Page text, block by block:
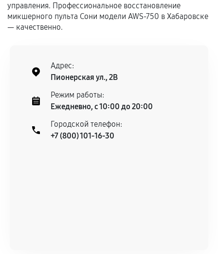
сохраняться полностью или частично, если
соблюдены следующие условия:
Предоставленные детали подходят по
Установка была выполнена нашим сервисным
центром.
При этом гарантия на сами комплектующие
остается на стороне производителя или
продавца. За качество сторонних деталей
сервисный центр ответственности не несет.
управления. Профессиональное восстановление
микшерного пульта Сони модели AWS-750 в Хабаровске
— качественно.
Адрес:
Пионерская ул., 2В
Режим работы:
Ежедневно, с 10:00 до 20:00
Городской телефон:
+7 (800) 101-16-30